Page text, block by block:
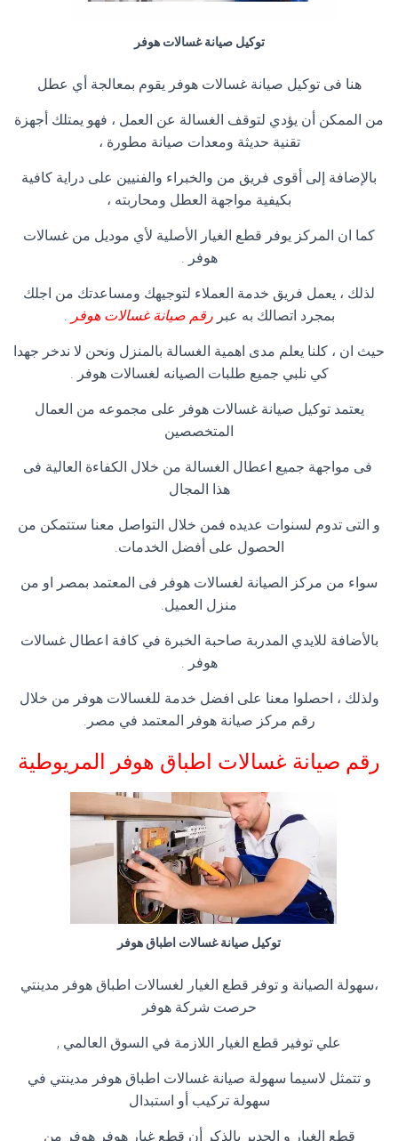
توكيل صيانة غسالات هوفر
هنا فى توكيل صيانة غسالات هوفر يقوم بمعالجة أي عطل
من الممكن أن يؤدي لتوقف الغسالة عن العمل ، فهو يمتلك أجهزة
تقنية حديثة ومعدات صيانة مطورة ،
بالإضافة إلى أقوى فريق من والخبراء والفنيين على دراية كافية
بكيفية مواجهة العطل ومحاربته ،
كما ان المركز يوفر قطع الغيار الأصلية لأي موديل من غسالات
هوفر .
لذلك ، يعمل فريق خدمة العملاء لتوجيهك ومساعدتك من اجلك
بمجرد اتصالك به عبررقم صيانة غسالات هوفر .
حيث ان ، كلنا يعلم مدى اهمية الغسالة بالمنزل ونحن لا ندخر جهدا
كي نلبي جميع طلبات الصيانه لغسالات هوفر .
يعتمد توكيل صيانة غسالات هوفر على مجموعه من العمال
المتخصصين
فى مواجهة جميع اعطال الغسالة من خلال الكفاءة العالية فى
هذا المجال
و التى تدوم لسنوات عديده فمن خلال التواصل معنا ستتمكن من
الحصول على أفضل الخدمات.
سواء من مركز الصيانة لغسالات هوفر فى المعتمد بمصر او من
منزل العميل.
بالأضافة للايدي المدربة صاحبة الخبرة في كافة اعطال غسالات
هوفر .
ولذلك ، احصلوا معنا على افضل خدمة للغسالات هوفر من خلال
رقم مركز صيانة هوفر المعتمد في مصر.
رقم صيانة غسالات اطباق هوفر المريوطية
توكيل صيانة غسالات اطباق هوفر
،سهولة الصيانة و توفر قطع الغيار لغسالات اطباق هوفر مدينتي
حرصت شركة هوفر
علي توفير قطع الغيار اللازمة في السوق العالمي ,
و تتمثل لاسيما سهولة صيانة غسالات اطباق هوفر مدينتي في
سهولة تركيب أو استبدال
قطع الغيار و الجدير بالذكر أن قطع غيار هوفر هوفر من